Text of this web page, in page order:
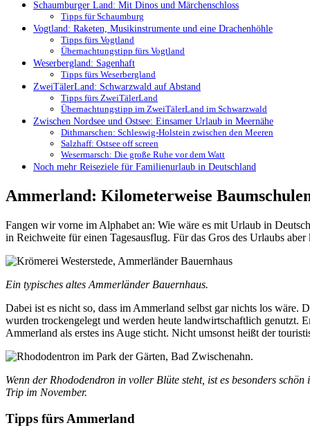
Schaumburger Land: Mit Dinos und Märchenschloss
Tipps für Schaumburg
Vogtland: Raketen, Musikinstrumente und eine Drachenhöhle
Tipps fürs Vogtland
Übernachtungstipp fürs Vogtland
Weserbergland: Sagenhaft
Tipps fürs Weserbergland
ZweiTälerLand: Schwarzwald auf Abstand
Tipps fürs ZweiTälerLand
Übernachtungstipp im ZweiTälerLand im Schwarzwald
Zwischen Nordsee und Ostsee: Einsamer Urlaub in Meernähe
Dithmarschen: Schleswig-Holstein zwischen den Meeren
Salzhaff: Ostsee off screen
Wesermarsch: Die große Ruhe vor dem Watt
Noch mehr Reiseziele für Familienurlaub in Deutschland
Ammerland: Kilometerweise
Fangen wir vorne im Alphabet an: Wie wäre es mit Urlaub in
in Reichweite für einen Tagesausflug. Für das Gros des Urlaubs
Ein typisches altes Ammerländer Bauernhaus.
Dabei ist es nicht so, dass im Ammerland selbst gar nichts los wäre.
wurden trockengelegt und werden heute landwirtschaftlich genutzt.
Ammerland als erstes ins Auge sticht. Nicht umsonst heißt der
Wenn der Rhododendron in voller Blüte steht, ist es besonders
Trip im November.
Tipps fürs Ammerland